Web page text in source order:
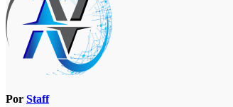
Por Staff